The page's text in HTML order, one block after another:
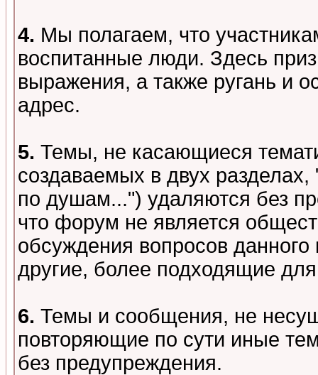
4. Мы полагаем, что
воспитанные люди. Здесь
выражения, а также ругань и
адрес.
5. Темы, не касающиеся
создаваемых в двух
по душам...") удаляются без
что форум не является
обсуждения вопросов данного
другие, более подходящие для
6. Темы и сообщения, не
повторяющие по сути иные
без предупреждения.